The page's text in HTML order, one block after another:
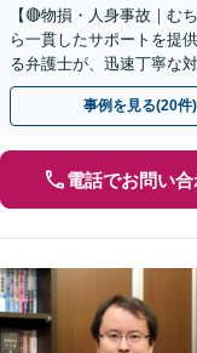
【🔴物損・人身事故｜む
ら一貫したサポートを提
る弁護士が、迅速丁寧な
い合わせください。◤完
事例を見る(20件)
電話でお問い合